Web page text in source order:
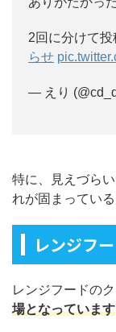
2回に分けて投
らせ
— えり
特に、見えづら
れが固まっている
レンジフ
レンジフードの
場となっています